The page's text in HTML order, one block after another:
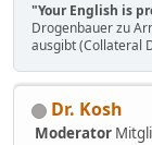
"Your English is
Drogenbauer zu
ausgibt (Collateral
Dr. Kosh
Moderator